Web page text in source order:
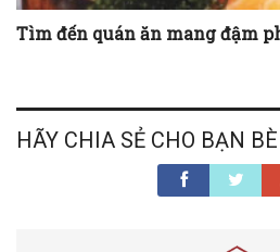
Tìm đến quán ăn mang đậm
HÃY CHIA SẺ CHO BẠN BÈ